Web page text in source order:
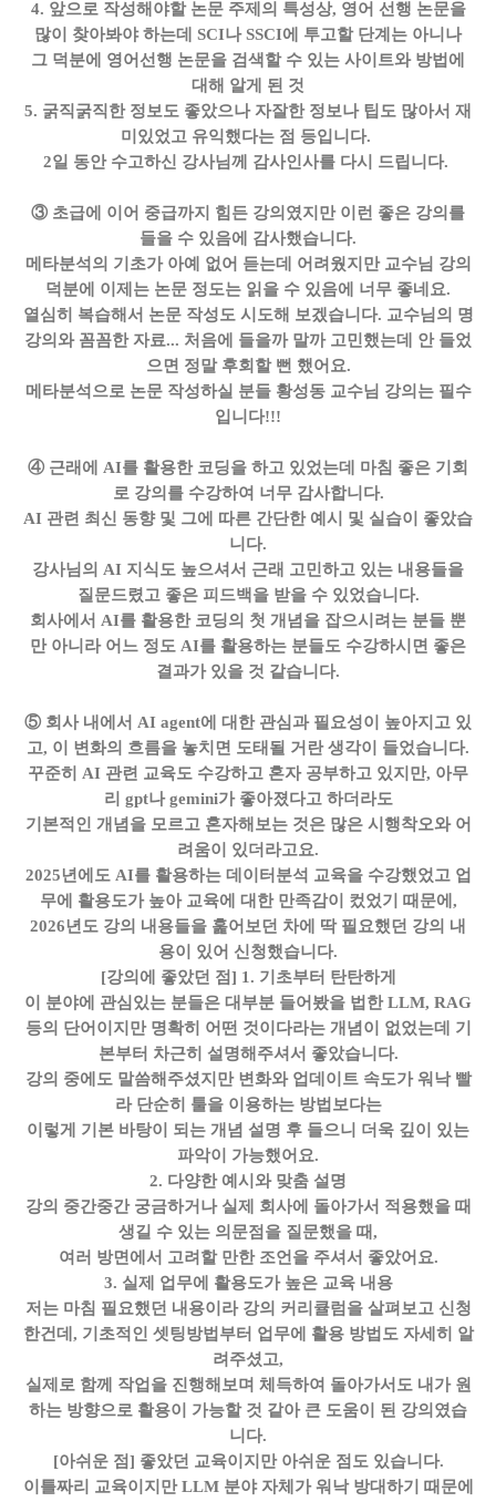
4. 앞으로 작성해야할 논문 주제의 특성상, 영어 선행 논문을
많이 찾아봐야 하는데 SCI나 SSCI에 투고할 단계는 아니나
그 덕분에 영어선행 논문을 검색할 수 있는 사이트와 방법에
대해 알게 된 것
5. 굵직굵직한 정보도 좋았으나 자잘한 정보나 팁도 많아서 재
미있었고 유익했다는 점 등입니다.
2일 동안 수고하신 강사님께 감사인사를 다시 드립니다.
③ 초급에 이어 중급까지 힘든 강의였지만 이런 좋은 강의를
들을 수 있음에 감사했습니다.
메타분석의 기초가 아예 없어 듣는데 어려웠지만 교수님 강의
덕분에 이제는 논문 정도는 읽을 수 있음에 너무 좋네요.
열심히 복습해서 논문 작성도 시도해 보겠습니다. 교수님의 명
강의와 꼼꼼한 자료... 처음에 들을까 말까 고민했는데 안 들었
으면 정말 후회할 뻔 했어요.
메타분석으로 논문 작성하실 분들 황성동 교수님 강의는 필수
입니다!!!
④ 근래에 AI를 활용한 코딩을 하고 있었는데 마침 좋은 기회
로 강의를 수강하여 너무 감사합니다.
AI 관련 최신 동향 및 그에 따른 간단한 예시 및 실습이 좋았습
니다.
강사님의 AI 지식도 높으셔서 근래 고민하고 있는 내용들을
질문드렸고 좋은 피드백을 받을 수 있었습니다.
회사에서 AI를 활용한 코딩의 첫 개념을 잡으시려는 분들 뿐
만 아니라 어느 정도 AI를 활용하는 분들도 수강하시면 좋은
결과가 있을 것 같습니다.
⑤ 회사 내에서 AI agent에 대한 관심과 필요성이 높아지고 있
고, 이 변화의 흐름을 놓치면 도태될 거란 생각이 들었습니다.
꾸준히 AI 관련 교육도 수강하고 혼자 공부하고 있지만, 아무
리 gpt나 gemini가 좋아졌다고 하더라도
기본적인 개념을 모르고 혼자해보는 것은 많은 시행착오와 어
려움이 있더라고요.
2025년에도 AI를 활용하는 데이터분석 교육을 수강했었고 업
무에 활용도가 높아 교육에 대한 만족감이 컸었기 때문에,
2026년도 강의 내용들을 훑어보던 차에 딱 필요했던 강의 내
용이 있어 신청했습니다.
[강의에 좋았던 점] 1. 기초부터 탄탄하게
이 분야에 관심있는 분들은 대부분 들어봤을 법한 LLM, RAG
등의 단어이지만 명확히 어떤 것이다라는 개념이 없었는데 기
본부터 차근히 설명해주셔서 좋았습니다.
강의 중에도 말씀해주셨지만 변화와 업데이트 속도가 워낙 빨
라 단순히 툴을 이용하는 방법보다는
이렇게 기본 바탕이 되는 개념 설명 후 들으니 더욱 깊이 있는
파악이 가능했어요.
2. 다양한 예시와 맞춤 설명
강의 중간중간 궁금하거나 실제 회사에 돌아가서 적용했을 때
생길 수 있는 의문점을 질문했을 때,
여러 방면에서 고려할 만한 조언을 주셔서 좋았어요.
3. 실제 업무에 활용도가 높은 교육 내용
저는 마침 필요했던 내용이라 강의 커리큘럼을 살펴보고 신청
한건데, 기초적인 셋팅방법부터 업무에 활용 방법도 자세히 알
려주셨고,
실제로 함께 작업을 진행해보며 체득하여 돌아가서도 내가 원
하는 방향으로 활용이 가능할 것 같아 큰 도움이 된 강의였습
니다.
[아쉬운 점] 좋았던 교육이지만 아쉬운 점도 있습니다.
이틀짜리 교육이지만 LLM 분야 자체가 워낙 방대하기 때문에